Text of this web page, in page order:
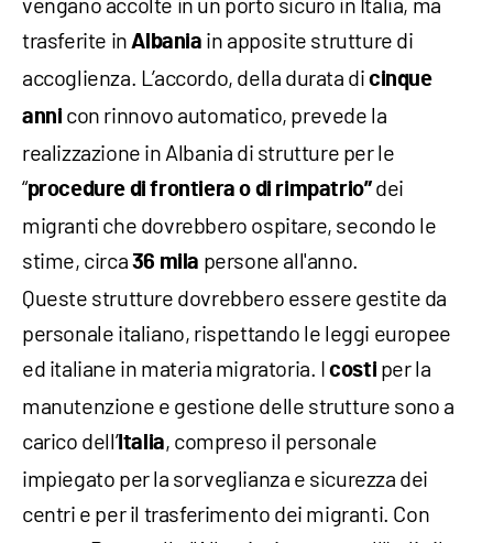
trasferite in Albania in apposite strutture di
accoglienza. L’accordo, della durata dicinque
anni con rinnovo automatico, prevede la
realizzazione in Albania di strutture per le
“procedure di frontiera o di rimpatrio”dei
migranti che dovrebbero ospitare, secondo le
stime, circa 36 mila persone all'anno.
Queste strutture dovrebbero essere gestite da
personale italiano, rispettando le leggi europee
ed italiane in materia migratoria. Icosti per la
manutenzione e gestione delle strutture sono a
carico dell’Italia, compreso il personale
impiegato per la sorveglianza e sicurezza dei
centri e per il trasferimento dei migranti. Con